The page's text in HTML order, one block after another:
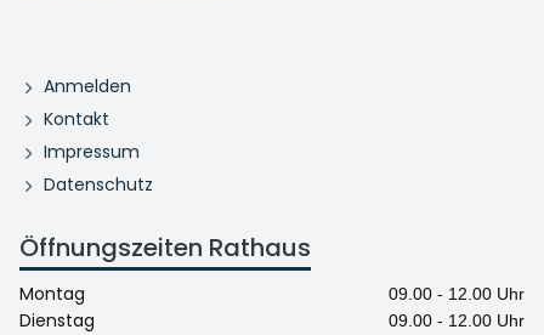
Anmelden
Kontakt
Impressum
Datenschutz
Öffnungszeiten Rathaus
Montag 09.00 - 12.00 Uhr
Dienstag
09.00 - 12.00 Uhr